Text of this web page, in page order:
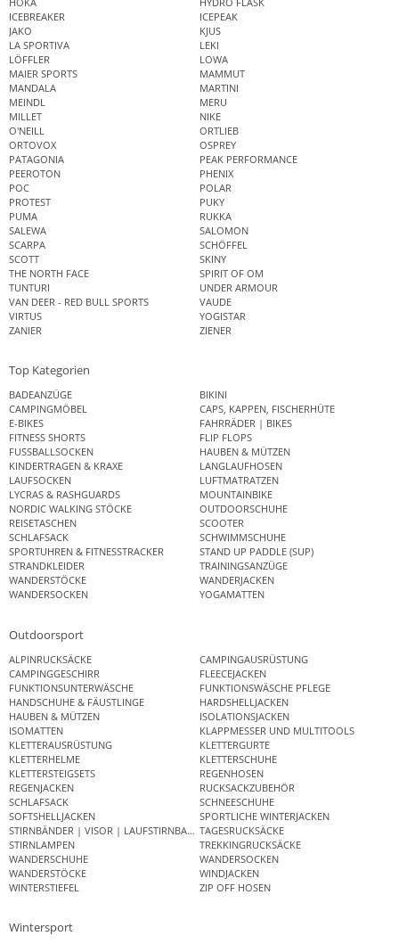
ICEBREAKER
ICEPEAK
JAKO
KJUS
LA SPORTIVA
LEKI
LÖFFLER
LOWA
MAIER SPORTS
MAMMUT
MANDALA
MARTINI
MEINDL
MERU
MILLET
NIKE
O'NEILL
ORTLIEB
ORTOVOX
OSPREY
PATAGONIA
PEAK PERFORMANCE
PEEROTON
PHENIX
POC
POLAR
PROTEST
PUKY
PUMA
RUKKA
SALEWA
SALOMON
SCARPA
SCHÖFFEL
SCOTT
SKINY
THE NORTH FACE
SPIRIT OF OM
TUNTURI
UNDER ARMOUR
VAN DEER - RED BULL SPORTS
VAUDE
VIRTUS
YOGISTAR
ZANIER
ZIENER
Top Kategorien
BADEANZÜGE
BIKINI
CAMPINGMÖBEL
CAPS, KAPPEN, FISCHERHÜTE
E-BIKES
FAHRRÄDER | BIKES
FITNESS SHORTS
FLIP FLOPS
FUSSBALLSOCKEN
HAUBEN & MÜTZEN
KINDERTRAGEN & KRAXE
LANGLAUFHOSEN
LAUFSOCKEN
LUFTMATRATZEN
LYCRAS & RASHGUARDS
MOUNTAINBIKE
NORDIC WALKING STÖCKE
OUTDOORSCHUHE
REISETASCHEN
SCOOTER
SCHLAFSACK
SCHWIMMSCHUHE
SPORTUHREN & FITNESSTRACKER
STAND UP PADDLE (SUP)
STRANDKLEIDER
TRAININGSANZÜGE
WANDERSTÖCKE
WANDERJACKEN
WANDERSOCKEN
YOGAMATTEN
Outdoorsport
ALPINRUCKSÄCKE
CAMPINGAUSRÜSTUNG
CAMPINGGESCHIRR
FLEECEJACKEN
FUNKTIONSUNTERWÄSCHE
FUNKTIONSWÄSCHE PFLEGE
HANDSCHUHE & FÄUSTLINGE
HARDSHELLJACKEN
HAUBEN & MÜTZEN
ISOLATIONSJACKEN
ISOMATTEN
KLAPPMESSER UND MULTITOOLS
KLETTERAUSRÜSTUNG
KLETTERGURTE
KLETTERHELME
KLETTERSCHUHE
KLETTERSTEIGSETS
REGENHOSEN
REGENJACKEN
RUCKSACKZUBEHÖR
SCHLAFSACK
SCHNEESCHUHE
SOFTSHELLJACKEN
SPORTLICHE WINTERJACKEN
STIRNBÄNDER | VISOR | LAUFSTIRNBANDTAGESRUCKSÄCKE
STIRNLAMPEN
TREKKINGRUCKSÄCKE
WANDERSCHUHE
WANDERSOCKEN
WANDERSTÖCKE
WINDJACKEN
WINTERSTIEFEL
ZIP OFF HOSEN
Wintersport